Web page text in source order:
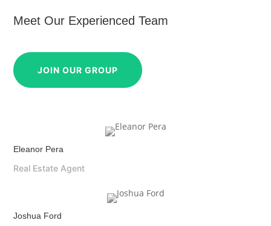
Meet Our Experienced Team
JOIN OUR GROUP
Eleanor Pera
Real Estate Agent
Joshua Ford